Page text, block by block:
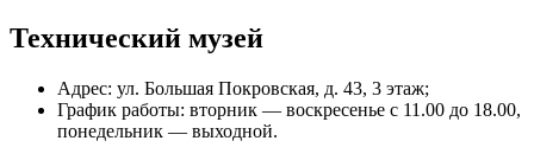
Технический музей
Адрес: ул. Большая Покровская, д. 43, 3 этаж;
График работы: вторник — воскресенье с 11.00 до 18.00,
понедельник — выходной.